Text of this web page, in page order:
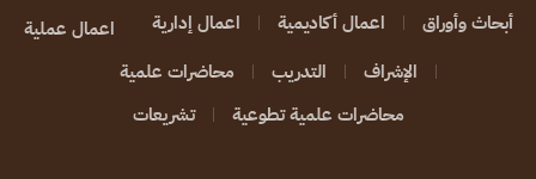
أبحاث وأوراق اعمال أكاديمية اعمال إدارية
اعمال عملية
الإشراف
التدريب
محاضرات علمية
محاضرات علمية تطوعية
تشريعات